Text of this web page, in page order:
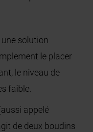
solution
le placer
le niveau de
faible.
appelé
de deux boudins